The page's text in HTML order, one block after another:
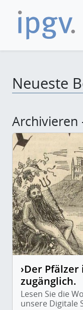
Neueste
Archivieren
›Der
zugänglich.
Lesen Sie die
unsere Digitale